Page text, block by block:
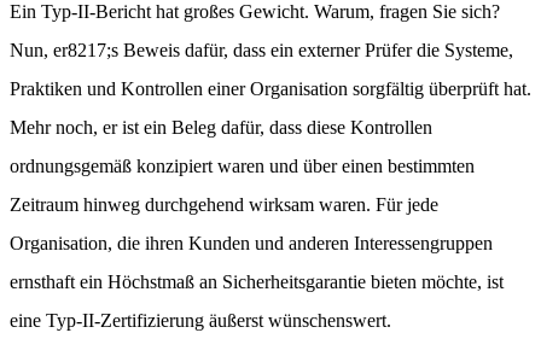
Ein Typ-II-Bericht hat großes Gewicht. Warum, fragen Sie sich?
Nun, er8217;s Beweis dafür, dass ein externer Prüfer die Systeme,
Praktiken und Kontrollen einer Organisation sorgfältig überprüft hat.
Mehr noch, er ist ein Beleg dafür, dass diese Kontrollen
ordnungsgemäß konzipiert waren und über einen bestimmten
Zeitraum hinweg durchgehend wirksam waren. Für jede
Organisation, die ihren Kunden und anderen Interessengruppen
ernsthaft ein Höchstmaß an Sicherheitsgarantie bieten möchte, ist
eine Typ-II-Zertifizierung äußerst wünschenswert.